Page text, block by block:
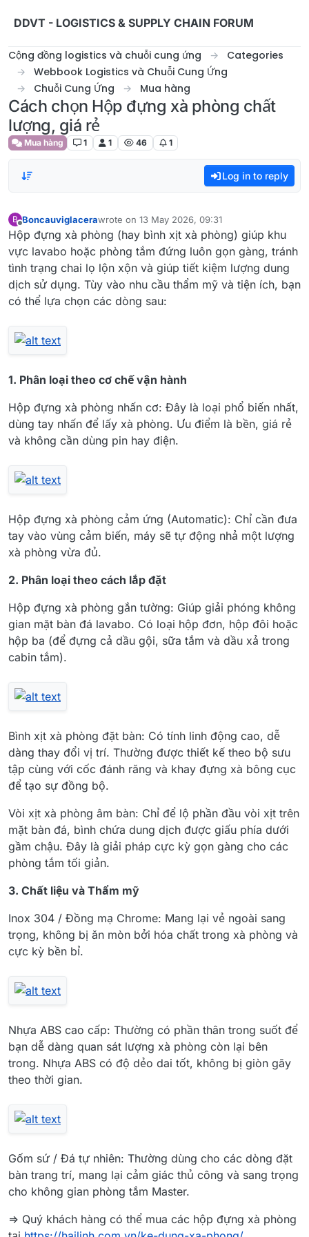
DDVT - LOGISTICS & SUPPLY CHAIN FORUM
Cộng đồng logistics và chuỗi cung ứng
Categories
Webbook Logistics và Chuỗi Cung Ứng
Chuỗi Cung Ứng
Mua hàng
Cách chọn Hộp đựng xà phòng chất
lượng, giá rẻ
Mua hàng 1 1 46 1
Log in to reply
B
Offline
Boncauviglacerawrote on 13 May 2026, 09:31
last edited by
Hộp đựng xà phòng (hay bình xịt xà phòng) giúp khu
vực lavabo hoặc phòng tắm đứng luôn gọn gàng, tránh
tình trạng chai lọ lộn xộn và giúp tiết kiệm lượng dung
dịch sử dụng. Tùy vào nhu cầu thẩm mỹ và tiện ích, bạn
có thể lựa chọn các dòng sau:
1. Phân loại theo cơ chế vận hành
Hộp đựng xà phòng nhấn cơ: Đây là loại phổ biến nhất,
dùng tay nhấn để lấy xà phòng. Ưu điểm là bền, giá rẻ
và không cần dùng pin hay điện.
Hộp đựng xà phòng cảm ứng (Automatic): Chỉ cần đưa
tay vào vùng cảm biến, máy sẽ tự động nhả một lượng
xà phòng vừa đủ.
2. Phân loại theo cách lắp đặt
Hộp đựng xà phòng gắn tường: Giúp giải phóng không
gian mặt bàn đá lavabo. Có loại hộp đơn, hộp đôi hoặc
hộp ba (để đựng cả dầu gội, sữa tắm và dầu xả trong
cabin tắm).
Bình xịt xà phòng đặt bàn: Có tính linh động cao, dễ
dàng thay đổi vị trí. Thường được thiết kế theo bộ sưu
tập cùng với cốc đánh răng và khay đựng xà bông cục
để tạo sự đồng bộ.
Vòi xịt xà phòng âm bàn: Chỉ để lộ phần đầu vòi xịt trên
mặt bàn đá, bình chứa dung dịch được giấu phía dưới
gầm chậu. Đây là giải pháp cực kỳ gọn gàng cho các
phòng tắm tối giản.
3. Chất liệu và Thẩm mỹ
Inox 304 / Đồng mạ Chrome: Mang lại vẻ ngoài sang
trọng, không bị ăn mòn bởi hóa chất trong xà phòng và
cực kỳ bền bỉ.
Nhựa ABS cao cấp: Thường có phần thân trong suốt để
bạn dễ dàng quan sát lượng xà phòng còn lại bên
trong. Nhựa ABS có độ dẻo dai tốt, không bị giòn gãy
theo thời gian.
Gốm sứ / Đá tự nhiên: Thường dùng cho các dòng đặt
bàn trang trí, mang lại cảm giác thủ công và sang trọng
cho không gian phòng tắm Master.
=> Quý khách hàng có thể mua các hộp đựng xà phòng